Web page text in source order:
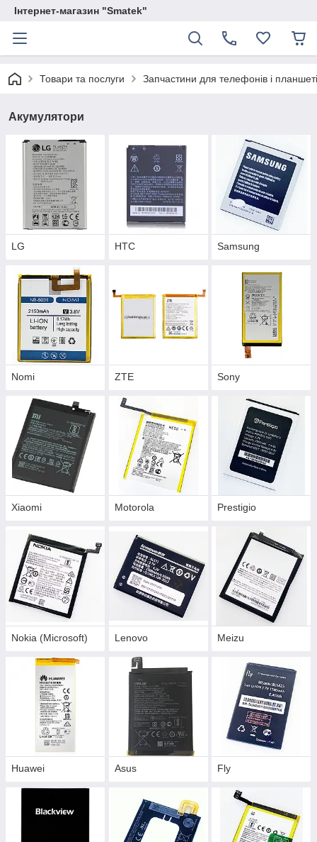
Інтернет-магазин "Smatek"
Товари та послуги Запчастини для телефонів і
Акумулятори
LG HTC Samsung
Nomi ZTE Sony
Xiaomi Motorola Prestigio
Nokia (Microsoft) Lenovo Meizu
Huawei Asus Fly